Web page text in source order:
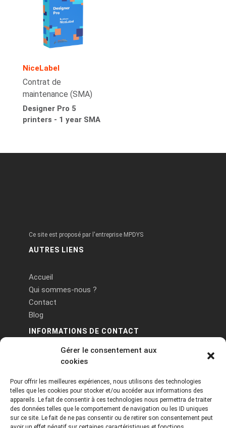
Gérer le consentement aux
cookies
Pour offrir les meilleures expériences, nous utilisons des technologies
telles que les cookies pour stocker et/ou accéder aux informations des
appareils. Le fait de consentir à ces technologies nous permettra de traiter
des données telles que le comportement de navigation ou les ID uniques
sur ce site. Le fait de ne pas consentir ou de retirer son consentement peut
NiceLabel
Contrat de
maintenance (SMA)
Designer Pro 5
printers - 1 year SMA
Ce site est proposé par l'entreprise MPDYS
AUTRES LIENS
Accueil
Qui sommes-nous ?
Contact
Blog
INFORMATIONS DE CONTACT
PA Keneach Ouest - 5 rue de Belle-Île - 56400
contact@logiciels-etiquettes.com
09 71 37 25 93